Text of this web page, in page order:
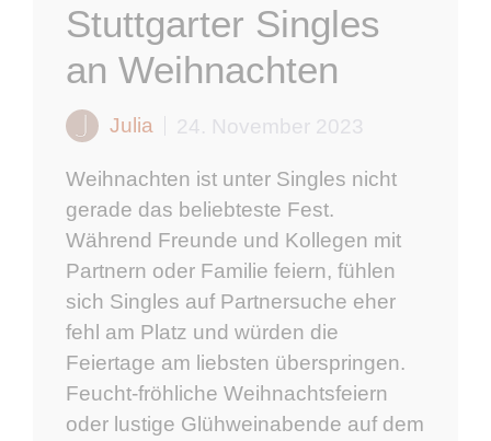
Stuttgarter Singles
an Weihnachten
Julia 24. November 2023
Weihnachten ist unter Singles nicht
gerade das beliebteste Fest.
Während Freunde und Kollegen mit
Partnern oder Familie feiern, fühlen
sich Singles auf Partnersuche eher
fehl am Platz und würden die
Feiertage am liebsten überspringen.
Feucht-fröhliche Weihnachtsfeiern
oder lustige Glühweinabende auf dem